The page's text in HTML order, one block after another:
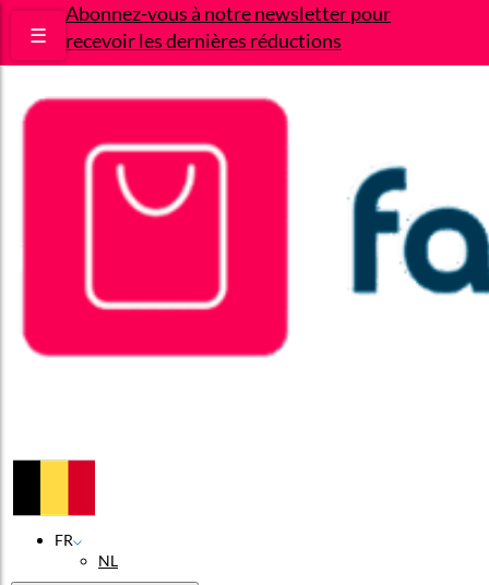
Abonnez-vous à notre newsletter pour
recevoir les dernières réductions
☰
FR
NL